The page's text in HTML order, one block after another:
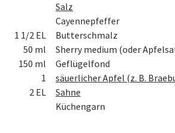
Salz
Cayennepfeffer
1 1/2 EL
Butterschmalz
50 ml
Sherry medium (oder
150 ml
Geflügelfond
1
säuerlicher Apfel (z. B.
2 EL
Sahne
Küchengarn